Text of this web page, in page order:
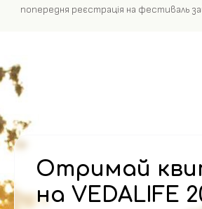
попередня реєстрація на фестиваль
Отримай
на VEDALIFE